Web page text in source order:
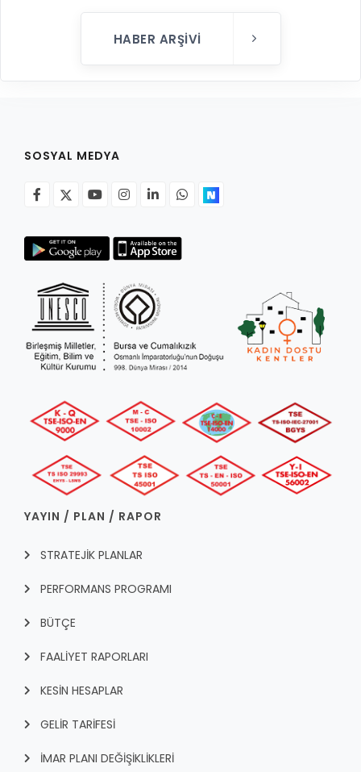
HABER ARŞIVI
SOSYAL MEDYA
YAYIN / PLAN / RAPOR
STRATEJİK PLANLAR
PERFORMANS PROGRAMI
BÜTÇE
FAALİYET RAPORLARI
KESİN HESAPLAR
GELİR TARİFESİ
İMAR PLANI DEĞİŞİKLİKLERİ